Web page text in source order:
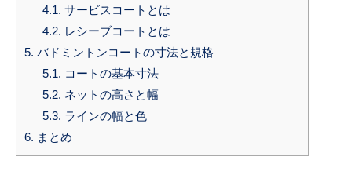
4.1. サービスコートとは
4.2. レシーブコートとは
5. バドミントンコートの寸法と規格
5.1. コートの基本寸法
5.2. ネットの高さと幅
5.3. ラインの幅と色
6. まとめ